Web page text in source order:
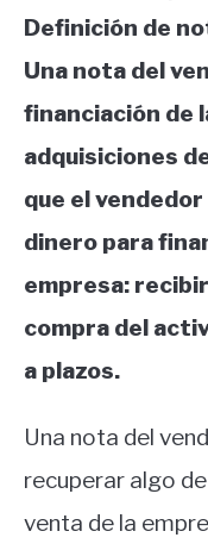
Definición de
Una nota del
financiación de
adquisiciones
que el
dinero para
empresa:
compra del
a plazos.
Una nota del
recuperar algo
venta de la